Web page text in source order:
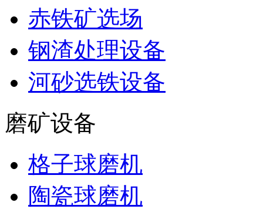
赤铁矿选场
钢渣处理设备
河砂选铁设备
磨矿设备
格子球磨机
陶瓷球磨机